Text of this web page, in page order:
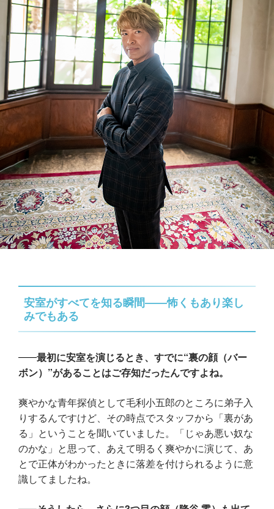
安室がすべてを知る瞬間――怖くもあり楽し
みでもある
最初に安室を演じるとき、すでに“裏の顔（バー
ボン）”があることはご存知だったんですよね。
爽やかな青年探偵として毛利小五郎のところに弟子入
りするんですけど、その時点でスタッフから「裏があ
る」ということを聞いていました。「じゃあ悪い奴な
のかな」と思って、あえて明るく爽やかに演じて、あ
とで正体がわかったときに落差を付けられるように意
識してましたね。